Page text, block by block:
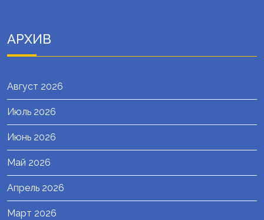
АРХИВ
Август 2026
Июль 2026
Июнь 2026
Май 2026
Апрель 2026
Март 2026